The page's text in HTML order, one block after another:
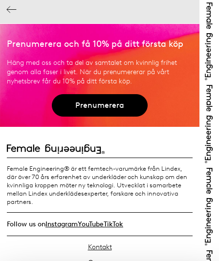
Prenumerera och få 10% på ditt första köp
Häng med oss och ta del av samtalet om kvinnlig frihet
genom alla faser i livet. När du prenumererar på vårt
nyhetsbrev får du 10% på ditt första köp.
Prenumerera
Female Engineering® är ett femtech-varumärke från Lindex,
där över 70 års erfarenhet av underkläder och kunskap om den
kvinnliga kroppen möter ny teknologi. Utvecklat i samarbete
mellan Lindex underklädesexperter, forskare och innovativa
partners.
Follow us onInstagramYouTubeTikTok
Kontakt